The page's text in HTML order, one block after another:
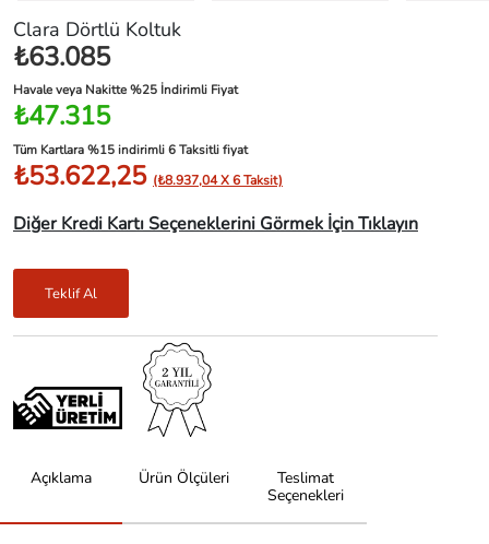
Clara Dörtlü Koltuk
₺63.085
Havale veya Nakitte %25 İndirimli Fiyat
₺47.315
Tüm Kartlara %15 indirimli 6 Taksitli fiyat
₺53.622,25 (₺8.937,04 X 6 Taksit)
Diğer Kredi Kartı Seçeneklerini Görmek İçin Tıklayın
Teklif Al
Açıklama Ürün Ölçüleri
Teslimat
Seçenekleri